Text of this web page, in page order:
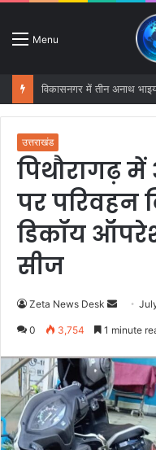
Menu
उत्तराखंड
पिथौरागढ़
पर परिवहन
डिकॉय
सीज
Zeta News Desk
e
d
a
n
e
m
0 3,754 1 minute